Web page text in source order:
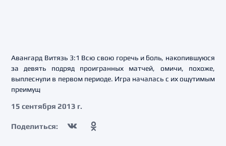
Авангард Витязь 3:1 Всю свою горечь и боль, накопившуюся
за девять подряд проигранных матчей, омичи, похоже,
выплеснули в первом периоде. Игра началась с их ощутимым
преимущ
15 сентября 2013 г.
Поделиться: